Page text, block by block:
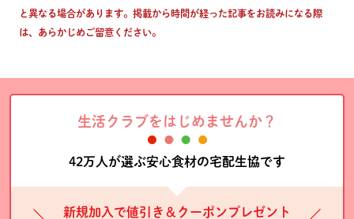
と異なる場合があります。掲載から時間が経った記事をお読みになる際
は、あらかじめご留意ください。
生活クラブをはじめませんか？
42万人が選ぶ安心食材の宅配生協です
新規加入で値引き＆クーポンプレゼント